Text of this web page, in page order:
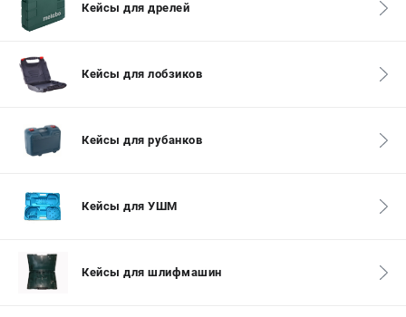
СЕРВИС
МАГАЗИНЫ
СРАВНЕНИЕ
АКЦИИ
Сервисный центр
Кейсы для дрелей
Кейсы для лобзиков
Кейсы для рубанков
Кейсы для УШМ
Кейсы для шлифмашин